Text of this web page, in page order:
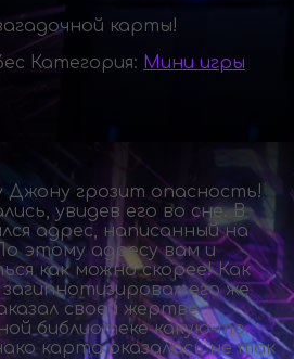
карты!
Категория: Мини игры
Джону грозит опасность!
увидев его во сне. В
адрес, написанный на
этому адресу вам и
как можно скорее! Как
его же
своей жертве
библиотекекакую-то
карта оказалась не так